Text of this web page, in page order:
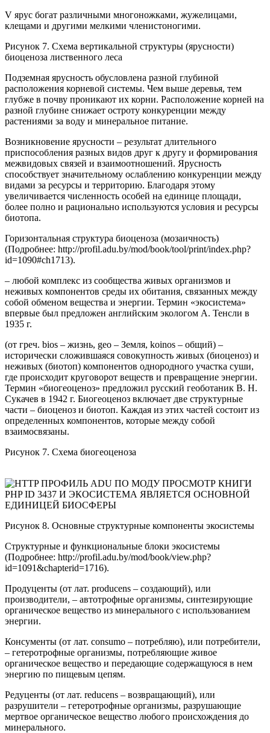
V ярус богат различными многоножками, жужелицами,
клещами и другими мелкими членистоногими.
Рисунок 7. Схема вертикальной структуры (ярусности)
биоценоза лиственного леса
Подземная ярусность обусловлена разной глубиной
расположения корневой системы. Чем выше деревья, тем
глубже в почву проникают их корни. Расположение корней на
разной глубине снижает остроту конкуренции между
растениями за воду и минеральное питание.
Возникновение ярусности – результат длительного
приспособления разных видов друг к другу и формирования
межвидовых связей и взаимоотношений. Ярусность
способствует значительному ослаблению конкуренции между
видами за ресурсы и территорию. Благодаря этому
увеличивается численность особей на единице площади,
более полно и рационально используются условия и ресурсы
биотопа.
Горизонтальная структура биоценоза (мозаичность)
(Подробнее: http://profil.adu.by/mod/book/tool/print/index.php?
id=1090#ch1713).
– любой комплекс из сообщества живых организмов и
неживых компонентов среды их обитания, связанных между
собой обменом вещества и энергии. Термин «экосистема»
впервые был предложен английским экологом А. Тенсли в
1935 г.
(от греч. bios – жизнь, geo – Земля, koinos – общий) –
исторически сложившаяся совокупность живых (биоценоз) и
неживых (биотоп) компонентов однородного участка суши,
где происходит круговорот веществ и превращение энергии.
Термин «биогеоценоз» предложил русский геоботаник В. Н.
Сукачев в 1942 г. Биогеоценоз включает две структурные
части – биоценоз и биотоп. Каждая из этих частей состоит из
определенных компонентов, которые между собой
взаимосвязаны.
Рисунок 7. Схема биогеоценоза
Рисунок 8. Основные структурные компоненты экосистемы
Структурные и функциональные блоки экосистемы
(Подробнее: http://profil.adu.by/mod/book/view.php?
id=1091&chapterid=1716).
Продуценты (от лат. producens – создающий), или
производители, – автотрофные организмы, синтезирующие
органическое вещество из минерального с использованием
энергии.
Консументы (от лат. consumo – потребляю), или потребители,
– гетеротрофные организмы, потребляющие живое
органическое вещество и передающие содержащуюся в нем
энергию по пищевым цепям.
Редуценты (от лат. reducens – возвращающий), или
разрушители – гетеротрофные организмы, разрушающие
мертвое органическое вещество любого происхождения до
минерального.